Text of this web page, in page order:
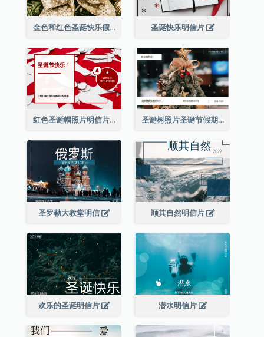
金色和红色圣诞快乐假期明信片 圣诞快乐明信片
红色圣诞帽照片明信片 圣诞树照片圣诞节假期明信片
圣罗勒大教堂明信 顺其自然明信片
欢乐的圣诞明信片 潜水明信片